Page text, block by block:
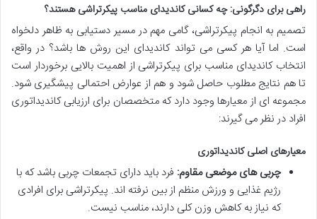
راهی برای دگرگونی: چه کسانی کاندیدای مناسب پیکرتراشی هستند؟
تصمیم به انجام پیکرتراشی، گامی مهم در مسیر دستیابی به ظاهر دلخواه
است. اما آیا هر کسی می تواند کاندیدای این روش ها باشد؟ در واقع،
انتخاب کاندیدای مناسب برای پیکرتراشی از اهمیت بالایی برخوردار است
تا هم نتایج مطلوب حاصل شود و هم از عوارض احتمالی پیشگیری شود.
مجموعه ای از معیارها وجود دارد که متخصصان برای ارزیابی کاندیداتوری
افراد در نظر می گیرند:
معیارهای اصلی کاندیداتوری
چربی های موضعی مقاوم: فرد باید دارای تجمعات چربی باشد که با
رژیم غذایی و ورزش منظم از بین نرفته اند. پیکرتراشی برای افرادی
که نیاز به کاهش وزن کلی دارند، مناسب نیست.